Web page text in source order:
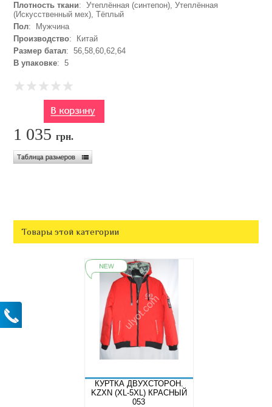
Плотность ткани: Утеплённая (синтепон), Утеплённая
(Искусственный мех), Тёплый
Пол: Мужчина
Производство: Китай
Размер батал: 56,58,60,62,64
В упаковке: 5
1 035грн.
Товары этой категории
КУРТКА ДВУХСТОРОН.
KZXN (XL-5XL) КРАСНЫЙ
053